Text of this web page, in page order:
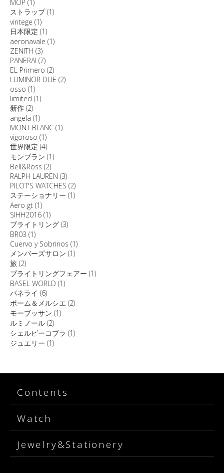
MOP (1)
ストラップ(1)
vintege (1)
日本限定 (1)
aeronavale (1)
ZENITH (3)
PANERAI (7)
EL Primero (2)
LUMINOR DUE (2)
osso (1)
limited (1)
新作 (2)
angela (1)
MONT BLANC (1)
vigoroso (1)
世界限定 (4)
モンブラン (1)
Bell&Ross (2)
RALPH LAUREN (3)
PILOT'S WATCHES (2)
ステーショナリー (1)
Aero gt (1)
SIHH2016 (1)
ブライトリング (3)
BR03 (1)
Cuervo y Sobrinos (1)
メンバーズサロン (1)
旅 (2)
ブライトリングフェアー (1)
BASEL WORLD (1)
パネライ (6)
ボーム＆メルシエ (2)
モーブッサン (1)
ルミノール (2)
シェルビーコブラ (1)
ジュエリー (1)
Contents
Watch
Jewelry&Stationery